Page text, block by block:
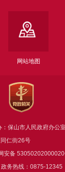
网站地图
保山市人民政府办公
仁街26号
安备
务热线：0875-12345